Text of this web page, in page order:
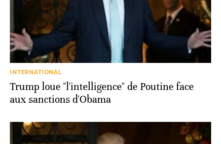
INTERNATIONAL
Trump loue "l'intelligence" de Poutine face
aux sanctions d'Obama